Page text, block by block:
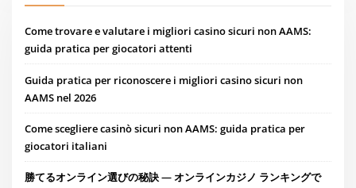
Come trovare e valutare i migliori casino sicuri non AAMS:
guida pratica per giocatori attenti
Guida pratica per riconoscere i migliori casino sicuri non
AAMS nel 2026
Come scegliere casinò sicuri non AAMS: guida pratica per
giocatori italiani
勝てるオンライン選びの秘訣 — オンラインカジノ ランキングで